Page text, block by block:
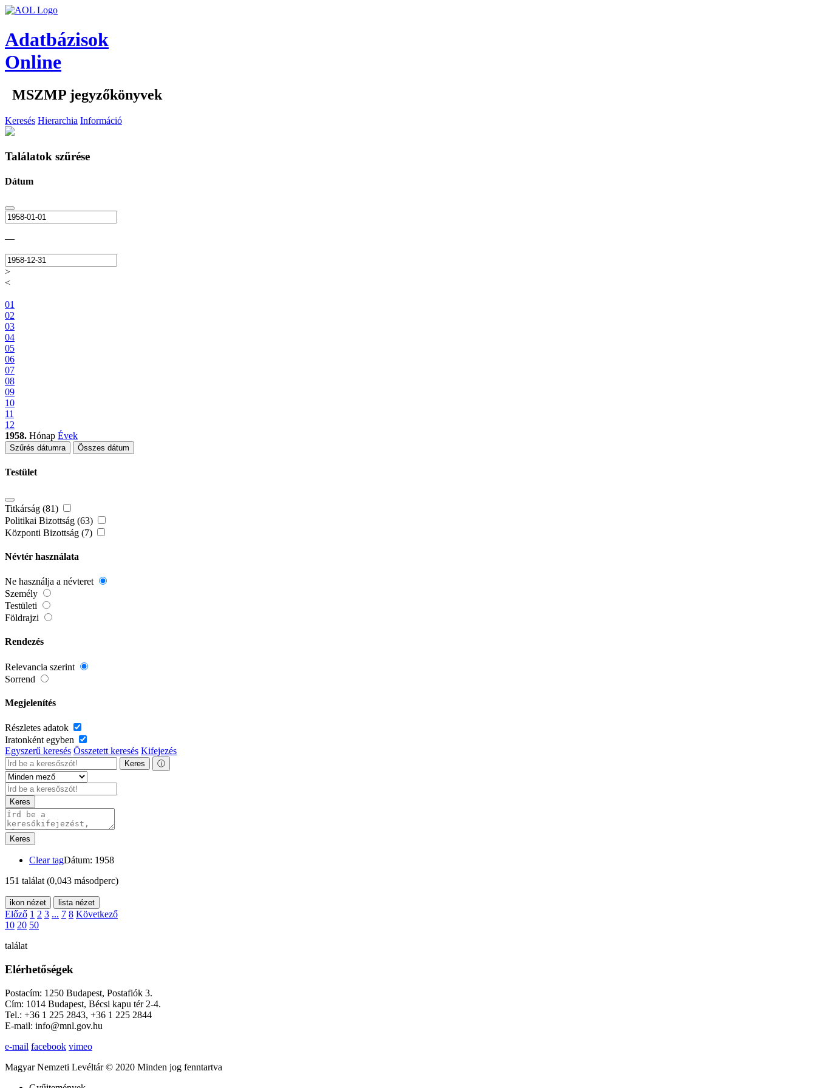
Adatbázisok
Online
MSZMP jegyzőkönyvek
Keresés Hierarchia Információ
Találatok szűrése
Dátum
—
>
<
01
02
03
04
05
06
07
08
09
10
11
12
1958. Hónap Évek
Szűrés dátumra Összes dátum
Testület
Titkárság (81)
Politikai Bizottság (63)
Központi Bizottság (7)
Névtér használata
Ne használja a névteret
Személy
Testületi
Földrajzi
Rendezés
Relevancia szerint
Sorrend
Megjelenítés
Részletes adatok
Iratonként egyben
Egyszerű keresés Összetett keresés Kifejezés
Keres ⓘ
Keres
Keres
Clear tagDátum: 1958
151 találat (0,043 másodperc)
ikon nézet lista nézet
Előző 1 2 3 ... 7 8 Következő
10 20 50
találat
Elérhetőségek
Postacím: 1250 Budapest, Postafiók 3.
Cím: 1014 Budapest, Bécsi kapu tér 2-4.
Tel.: +36 1 225 2843, +36 1 225 2844
E-mail: info@mnl.gov.hu
e-mail facebook vimeo
Magyar Nemzeti Levéltár © 2020 Minden jog fenntartva